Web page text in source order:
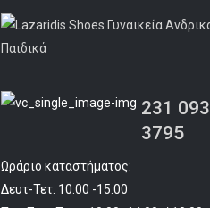
231 093
3795
Ωράριο καταστήματος:
Δευτ-Τετ. 10.00 -15.00